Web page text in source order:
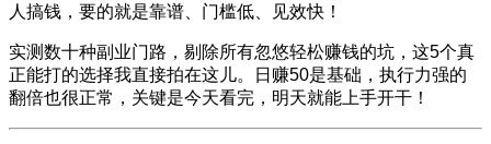
人搞钱，要的就是靠谱、门槛低、见效快！
实测数十种副业门路，剔除所有忽悠轻松赚钱的坑，这5个真
正能打的选择我直接拍在这儿。日赚50是基础，执行力强的
翻倍也很正常，关键是今天看完，明天就能上手开干！